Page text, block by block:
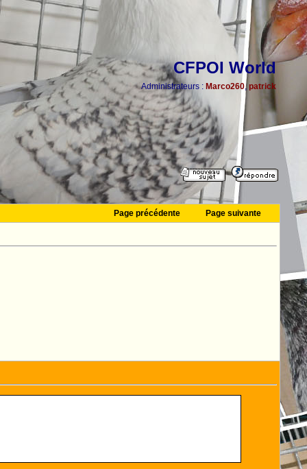
CFPOI World
Administrateurs : Marco260, patrick
Page précédente Page suivante